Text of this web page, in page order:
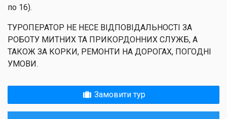
по 16).
ТУРОПЕРАТОР НЕ НЕСЕ ВІДПОВІДАЛЬНОСТІ ЗА
РОБОТУ МИТНИХ ТА ПРИКОРДОННИХ СЛУЖБ, А
ТАКОЖ ЗА КОРКИ, РЕМОНТИ НА ДОРОГАХ, ПОГОДНІ
УМОВИ.
Замовити тур